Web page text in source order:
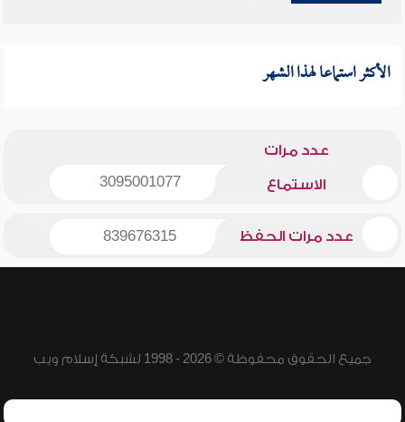
الأكثر استماعا لهذا الشهر
عدد مرات
الاستماع 3095001077
عدد مرات الحفظ 839676315
جميع الحقوق محفوظة © 2026 - 1998 لشبكة إسلام ويب